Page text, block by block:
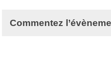
Commentez